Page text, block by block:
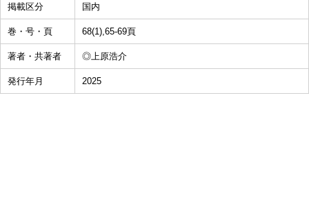
掲載区分 国内
巻・号・頁 68(1),65-69頁
著者・共著者 ◎上原浩介
発行年月 2025